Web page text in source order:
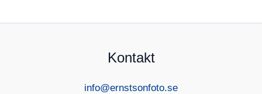
Kontakt
info@ernstsonfoto.se